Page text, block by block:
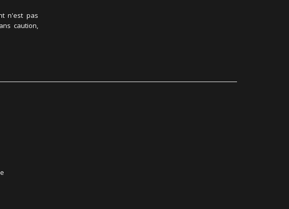
n'est pas
caution,